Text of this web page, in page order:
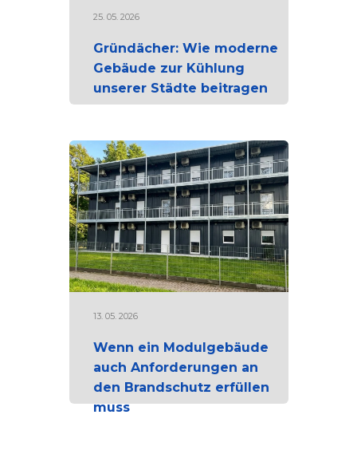
25. 05. 2026
Gründächer: Wie moderne
Gebäude zur Kühlung
unserer Städte beitragen
13. 05. 2026
Wenn ein Modulgebäude
auch Anforderungen an
den Brandschutz erfüllen
muss